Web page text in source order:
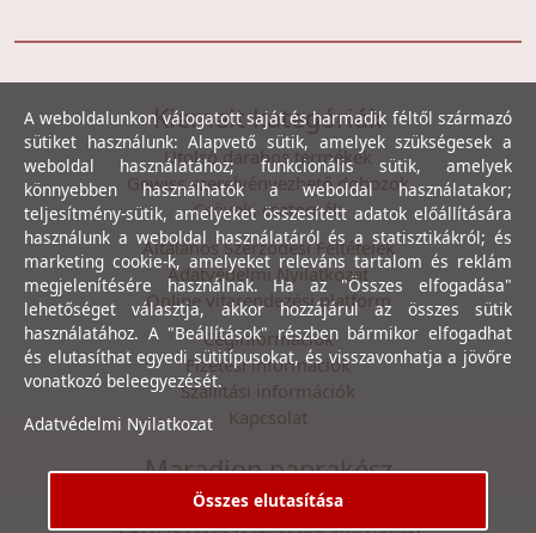
Kiemelt kategóriák
Utolsó darabos termékek
Gewiss szerelvényezhető dobozok
Csövek, csatornák
Általános Szerződési Feltételek
Adatvédelmi Nyilatkozat
Online vitarendezési platform
Céginformációk
Fizetési információk
Szállítási információk
Kapcsolat
Maradjon naprakész
Íratkozzon fel hírlevelünkre, hogy első kézből
A weboldalunkon válogatott saját és harmadik féltől származó
sütiket használunk: Alapvető sütik, amelyek szükségesek a
weboldal használatához; funkcionális sütik, amelyek
könnyebben használhatók a weboldal használatakor;
teljesítmény-sütik, amelyeket összesített adatok előállítására
használunk a weboldal használatáról és a statisztikákról; és
marketing cookie-k, amelyeket releváns tartalom és reklám
megjelenítésére használnak. Ha az "Összes elfogadása"
lehetőséget választja, akkor hozzájárul az összes sütik
használatához. A "Beállítások" részben bármikor elfogadhat
és elutasíthat egyedi sütitípusokat, és visszavonhatja a jövőre
vonatkozó beleegyezését.
Adatvédelmi Nyilatkozat
Összes elutasítása